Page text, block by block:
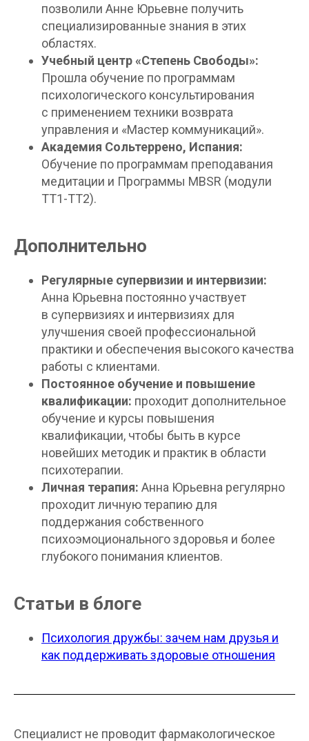
позволили Анне Юрьевне получить
специализированные знания в этих
областях.
Учебный центр «Степень Свободы»:
Прошла обучение по программам
психологического консультирования
с применением техники возврата
управления и «Мастер коммуникаций».
Академия Сольтеррено, Испания:
Обучение по программам преподавания
медитации и Программы MBSR (модули
ТТ1-ТТ2).
Дополнительно
Регулярные супервизии и интервизии:
Анна Юрьевна постоянно участвует
в супервизиях и интервизиях для
улучшения своей профессиональной
практики и обеспечения высокого качества
работы с клиентами.
Постоянное обучение и повышение
квалификации: проходит дополнительное
обучение и курсы повышения
квалификации, чтобы быть в курсе
новейших методик и практик в области
психотерапии.
Личная терапия: Анна Юрьевна регулярно
проходит личную терапию для
поддержания собственного
психоэмоционального здоровья и более
глубокого понимания клиентов.
Статьи в блоге
Психология дружбы: зачем нам друзья и
как поддерживать здоровые отношения
Специалист не проводит фармакологическое